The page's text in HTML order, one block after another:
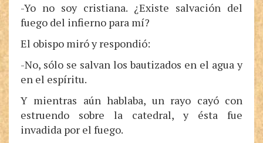
-Yo no soy cristiana. ¿Existe salvación del
fuego del infierno para mí?
El obispo miró y respondió:
-No, sólo se salvan los bautizados en el agua y
en el espíritu.
Y mientras aún hablaba, un rayo cayó con
estruendo sobre la catedral, y ésta fue
invadida por el fuego.